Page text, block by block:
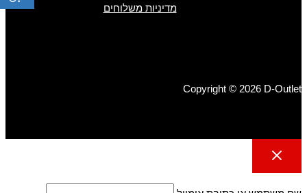
מדיניות משלוחים
Copyright © 2026 D-Outlet